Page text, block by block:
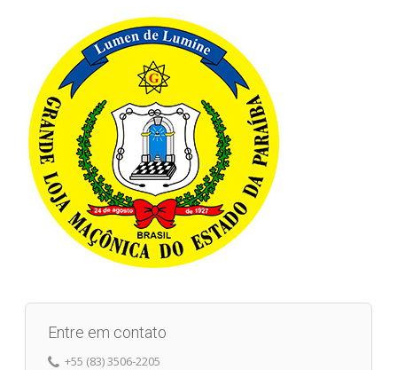
Entre em contato
+55 (83) 3506-2205